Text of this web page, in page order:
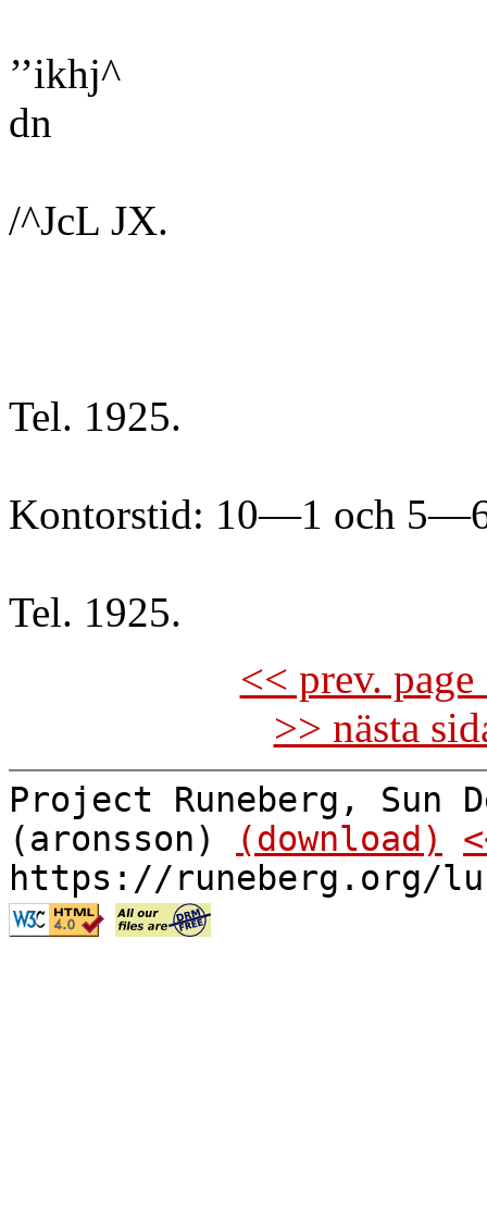
’’ikhj^
dn
/^JcL JX.
Tel. 1925.
Kontorstid: 10—1 och
Tel. 1925.
<< prev.
>> nästa
Project Runeberg, Sun
(aronsson)
(download)
https://runeberg.org/